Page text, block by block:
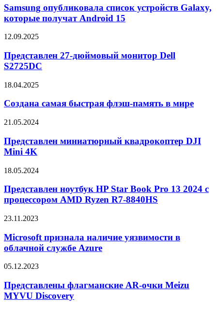
PQ09U
список
устройств
Galaxy,
получат
15
Samsung опубликовала список устройств Galaxy,
которые получат Android 15
Представлен
дюймовый
монитор
Dell
12.09.2025
Представлен 27-дюймовый монитор Dell
S2725DC
Создана
быстрая
флэш-
память
мире
18.04.2025
Создана самая быстрая флэш-память в мире
Представлен
квадрокоптер
DJI
Mini
21.05.2024
Представлен миниатюрный квадрокоптер DJI
Mini 4K
Представлен
HP
Star
Book
13
с
процессором
Ryzen
8840HS
18.05.2024
Представлен ноутбук HP Star Book Pro 13 2024 с
процессором AMD Ryzen R7-8840HS
Microsoft
наличие
уязвимости
в
службе
23.11.2023
Microsoft признала наличие уязвимости в
облачной службе Azure
Представлены
AR-
очки
Meizu
05.12.2023
Представлены флагманские AR-очки Meizu
MYVU Discovery